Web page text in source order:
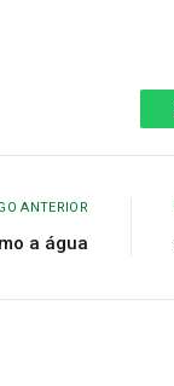
ANTERIOR
a água